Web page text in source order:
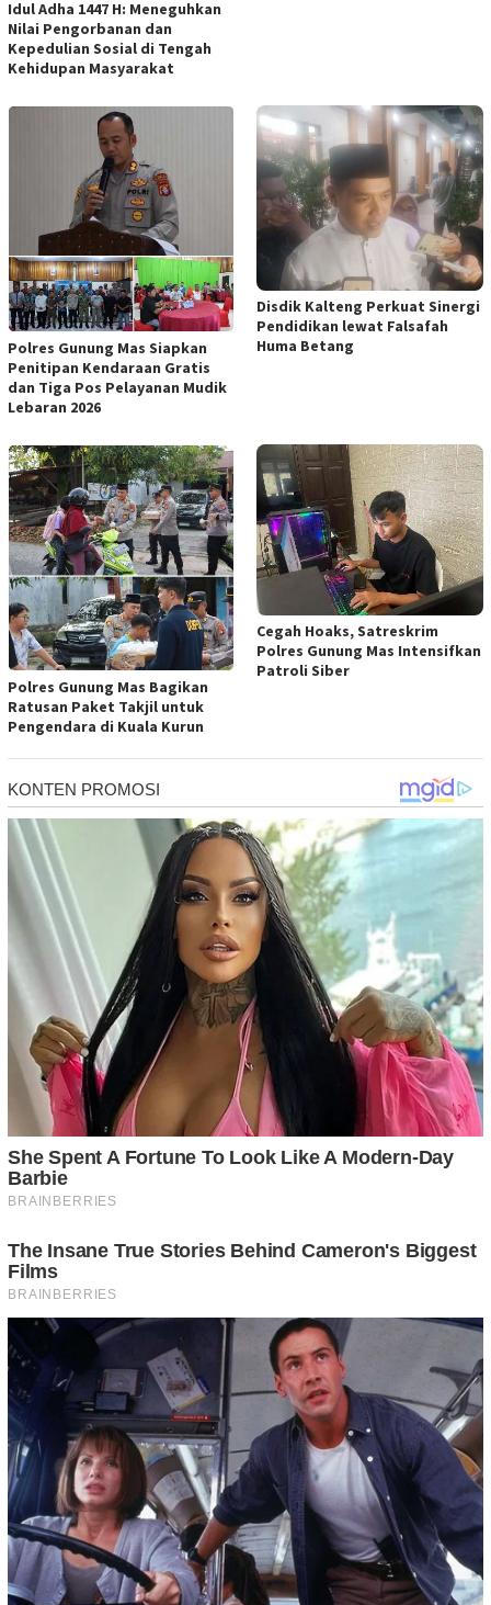
Idul Adha 1447 H: Meneguhkan
Nilai Pengorbanan dan
Kepedulian Sosial di Tengah
Kehidupan Masyarakat
Polres Gunung Mas Siapkan
Penitipan Kendaraan Gratis
dan Tiga Pos Pelayanan Mudik
Lebaran 2026
Disdik Kalteng Perkuat Sinergi
Pendidikan lewat Falsafah
Huma Betang
Polres Gunung Mas Bagikan
Ratusan Paket Takjil untuk
Pengendara di Kuala Kurun
Cegah Hoaks, Satreskrim
Polres Gunung Mas Intensifkan
Patroli Siber